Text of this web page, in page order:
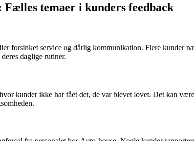
Fælles temaer i kunders feedback
forsinket service og dårlig kommunikation. Flere kunder
daglige rutiner.
kunder ikke har fået det, de var blevet lovet. Det kan